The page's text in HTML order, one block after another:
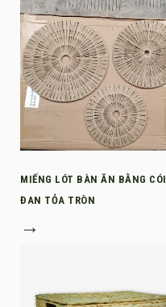
MIẾNG LÓT BÀN ĂN BẰNG CÓI
ĐAN TỎA TRÒN
→